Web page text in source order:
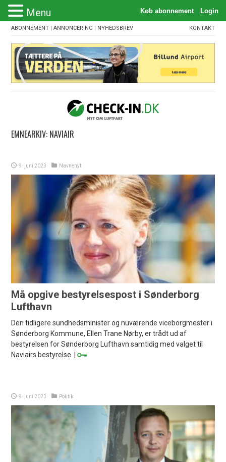
ABONNEMENT |ANNONCERING | NYHEDSBREV KONTAKT
EMNEARKIV: NAVIAIR
9. juni 2023 Navnenyt
Må opgive bestyrelsespost i Sønderborg
Lufthavn
Den tidligere sundhedsminister og nuværende viceborgmester i
Sønderborg Kommune, Ellen Trane Nørby, er trådt ud af
bestyrelsen for Sønderborg Lufthavn samtidig med valget til
Naviairs bestyrelse. |
9. juni 2023 Politik
Menu